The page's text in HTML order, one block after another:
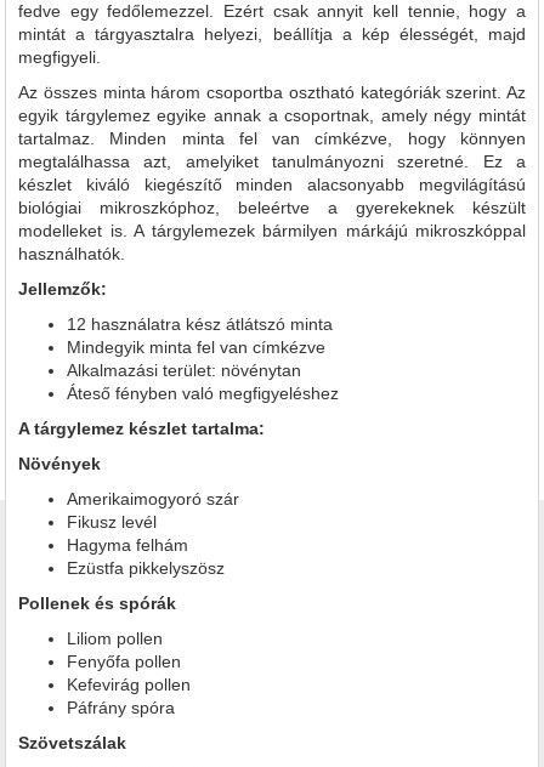
fedve egy fedőlemezzel. Ezért csak annyit kell tennie, hogy a
mintát a tárgyasztalra helyezi, beállítja a kép élességét, majd
megfigyeli.
Az összes minta három csoportba osztható kategóriák szerint. Az
egyik tárgylemez egyike annak a csoportnak, amely négy mintát
tartalmaz. Minden minta fel van címkézve, hogy könnyen
megtalálhassa azt, amelyiket tanulmányozni szeretné. Ez a
készlet kiváló kiegészítő minden alacsonyabb megvilágítású
biológiai mikroszkóphoz, beleértve a gyerekeknek készült
modelleket is. A tárgylemezek bármilyen márkájú mikroszkóppal
használhatók.
Jellemzők:
12 használatra kész átlátszó minta
Mindegyik minta fel van címkézve
Alkalmazási terület: növénytan
Áteső fényben való megfigyeléshez
A tárgylemez készlet tartalma:
Növények
Amerikaimogyoró szár
Fikusz levél
Hagyma felhám
Ezüstfa pikkelyszösz
Pollenek és spórák
Liliom pollen
Fenyőfa pollen
Kefevirág pollen
Páfrány spóra
Szövetszálak